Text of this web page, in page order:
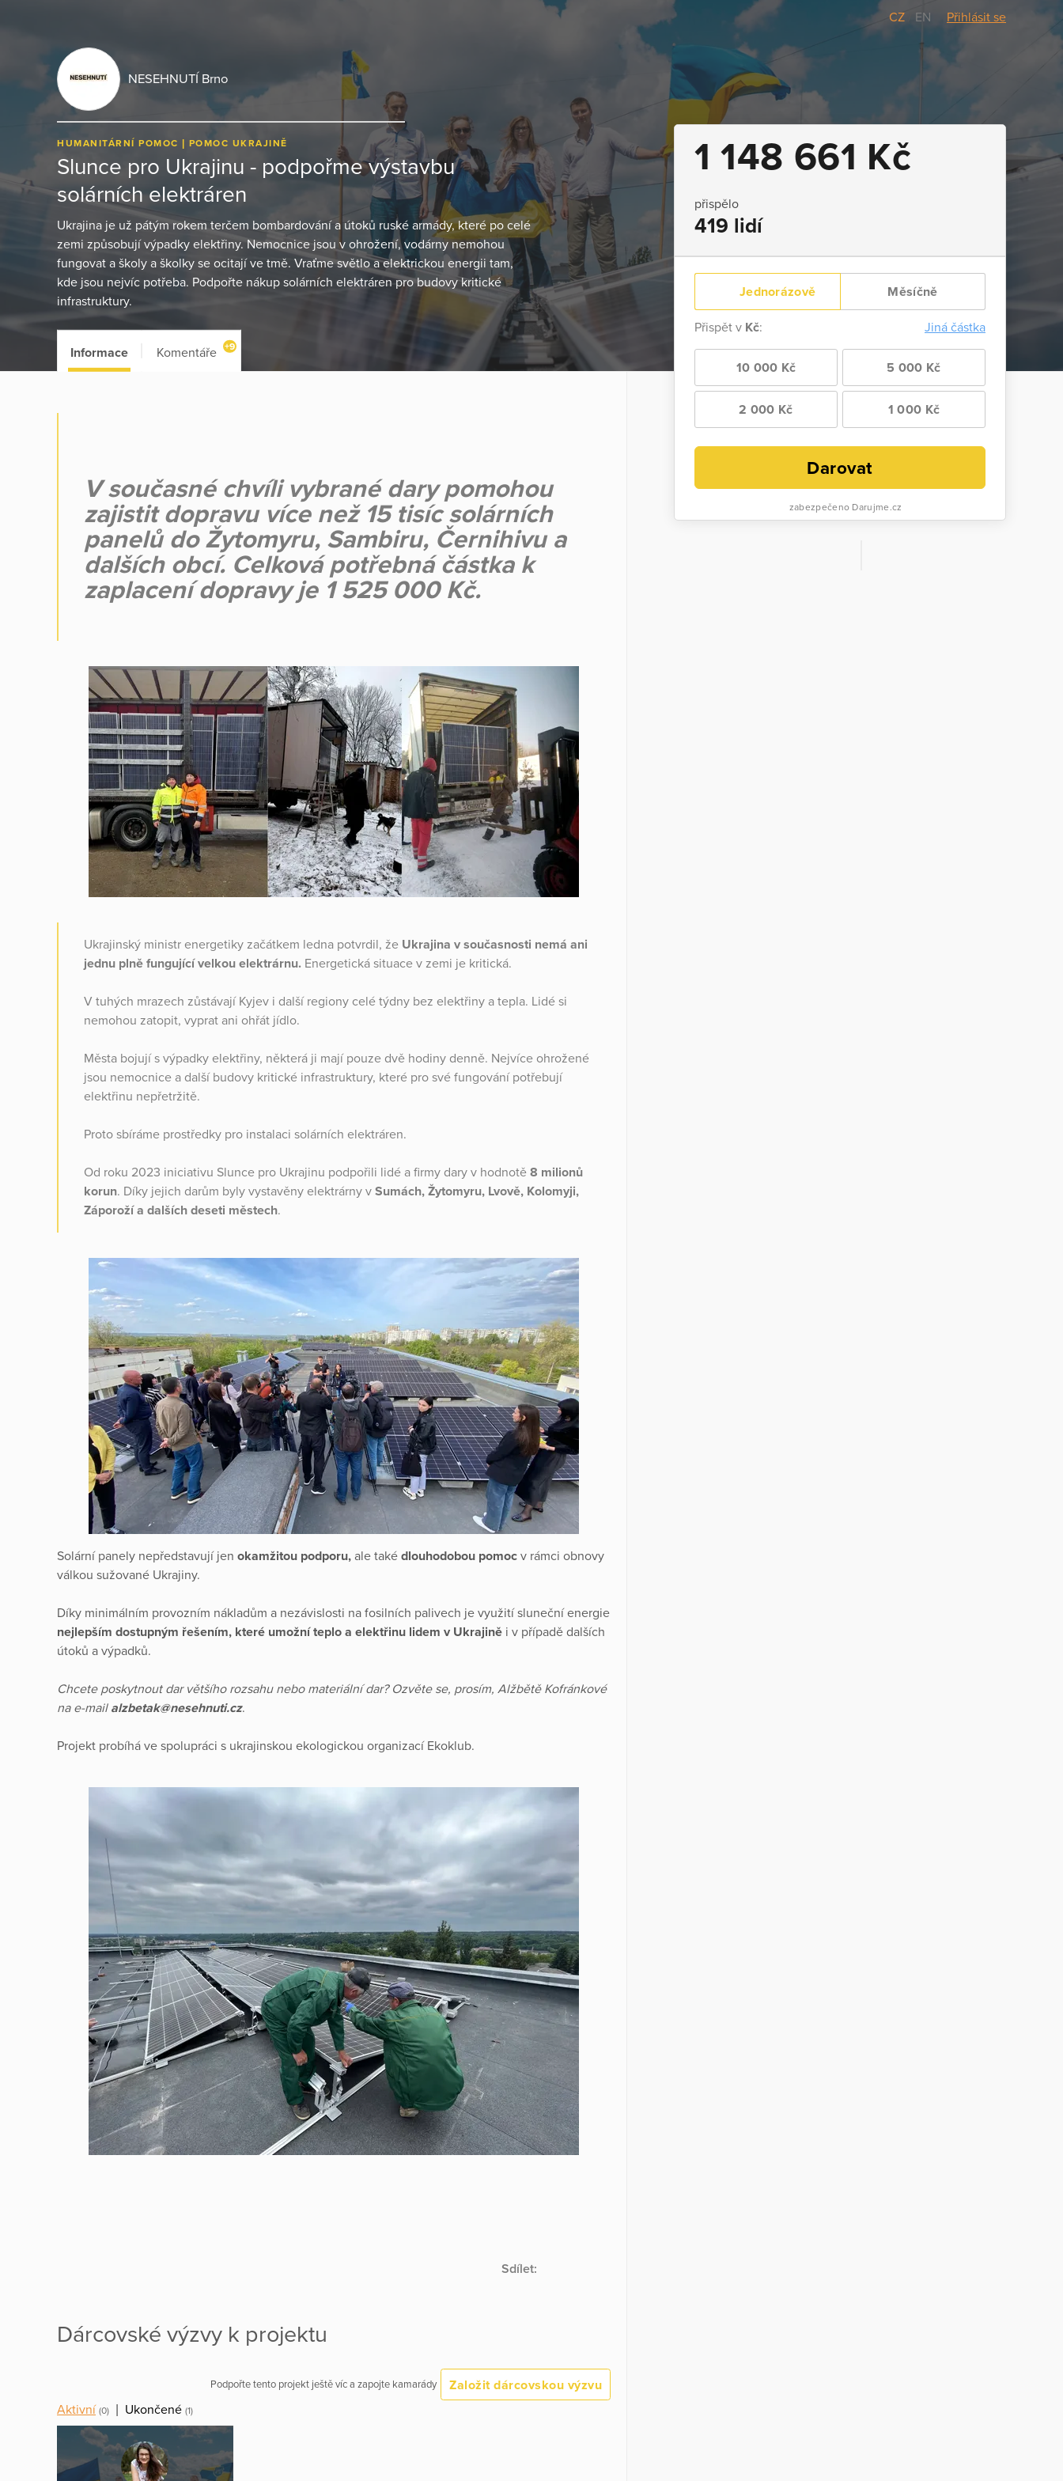
CZ EN Přihlásit se
NESEHNUTÍ Brno
HUMANITÁRNÍ POMOC POMOC UKRAJINĚ
Slunce pro Ukrajinu - podpořme výstavbu
solárních elektráren
Ukrajina je už pátým rokem terčem bombardování a útoků ruské armády, které po celé
zemi způsobují výpadky elektřiny. Nemocnice jsou v ohrožení, vodárny nemohou
fungovat a školy a školky se ocitají ve tmě. Vraťme světlo a elektrickou energii tam,
kde jsou nejvíc potřeba. Podpořte nákup solárních elektráren pro budovy kritické
infrastruktury.
1 148 661 Kč
přispělo
419 lidí
Jednorázově Měsíčně
Přispět v Kč: Jiná částka
10 000 Kč 5 000 Kč
2 000 Kč 1 000 Kč
Darovat
zabezpečeno Darujme.cz
Informace Komentáře +9
V současné chvíli vybrané dary pomohou
zajistit dopravu více než 15 tisíc solárních
panelů do Žytomyru, Sambiru, Černihivu a
dalších obcí. Celková potřebná částka k
zaplacení dopravy je 1 525 000 Kč.
Ukrajinský ministr energetiky začátkem ledna potvrdil, že Ukrajina v současnosti nemá ani
jednu plně fungující velkou elektrárnu. Energetická situace v zemi je kritická.
V tuhých mrazech zůstávají Kyjev i další regiony celé týdny bez elektřiny a tepla. Lidé si
nemohou zatopit, vyprat ani ohřát jídlo.
Města bojují s výpadky elektřiny, některá ji mají pouze dvě hodiny denně. Nejvíce ohrožené
jsou nemocnice a další budovy kritické infrastruktury, které pro své fungování potřebují
elektřinu nepřetržitě.
Proto sbíráme prostředky pro instalaci solárních elektráren.
Od roku 2023 iniciativu Slunce pro Ukrajinu podpořili lidé a firmy dary v hodnotě 8 milionů
korun. Díky jejich darům byly vystavěny elektrárny v Sumách, Žytomyru, Lvově, Kolomyji,
Záporoží a dalších deseti městech.
Solární panely nepředstavují jen okamžitou podporu, ale také dlouhodobou pomoc v rámci obnovy
válkou sužované Ukrajiny.
Díky minimálním provozním nákladům a nezávislosti na fosilních palivech je využití sluneční energie
nejlepším dostupným řešením, které umožní teplo a elektřinu lidem v Ukrajině i v případě dalších
útoků a výpadků.
Chcete poskytnout dar většího rozsahu nebo materiální dar? Ozvěte se, prosím, Alžbětě Kofránkové
na e-mail alzbetak@nesehnuti.cz.
Projekt probíhá ve spolupráci s ukrajinskou ekologickou organizací Ekoklub.
Sdílet:
Dárcovské výzvy k projektu
Podpořte tento projekt ještě víc a zapojte kamarády
Založit dárcovskou výzvu
Aktivní (0) Ukončené (1)